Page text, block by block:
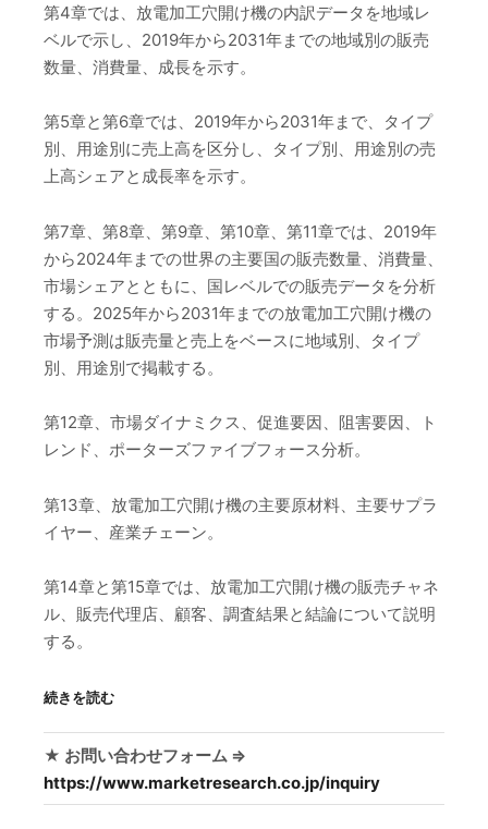
第4章では、放電加工穴開け機の内訳データを地域レ
ベルで示し、2019年から2031年までの地域別の販売
数量、消費量、成長を示す。
第5章と第6章では、2019年から2031年まで、タイプ
別、用途別に売上高を区分し、タイプ別、用途別の売
上高シェアと成長率を示す。
第7章、第8章、第9章、第10章、第11章では、2019年
から2024年までの世界の主要国の販売数量、消費量、
市場シェアとともに、国レベルでの販売データを分析
する。2025年から2031年までの放電加工穴開け機の
市場予測は販売量と売上をベースに地域別、タイプ
別、用途別で掲載する。
第12章、市場ダイナミクス、促進要因、阻害要因、ト
レンド、ポーターズファイブフォース分析。
第13章、放電加工穴開け機の主要原材料、主要サプラ
イヤー、産業チェーン。
第14章と第15章では、放電加工穴開け機の販売チャネ
ル、販売代理店、顧客、調査結果と結論について説明
する。
続きを読む
★ お問い合わせフォーム ⇒
https://www.marketresearch.co.jp/inquiry